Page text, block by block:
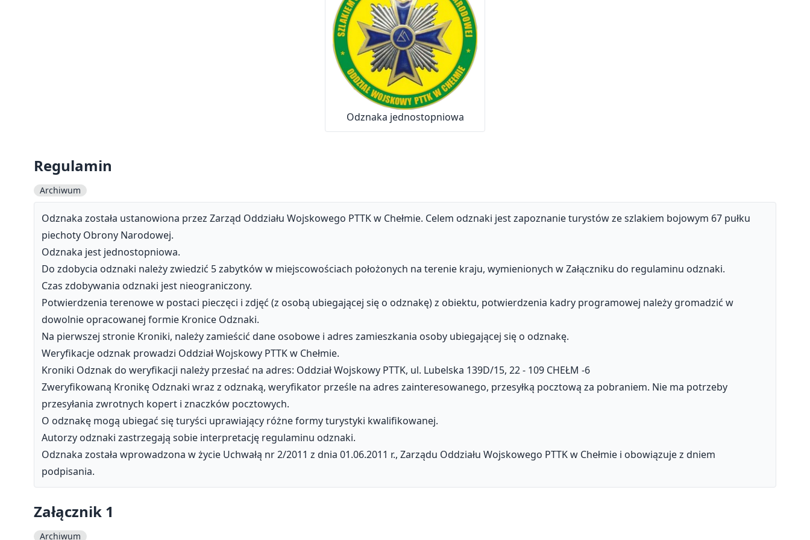
Odznaka jednostopniowa
Regulamin
Archiwum
Odznaka została ustanowiona przez Zarząd Oddziału Wojskowego PTTK w Chełmie. Celem odznaki jest zapoznanie turystów ze szlakiem bojowym 67 pułku
piechoty Obrony Narodowej.
Odznaka jest jednostopniowa.
Do zdobycia odznaki należy zwiedzić 5 zabytków w miejscowościach położonych na terenie kraju, wymienionych w Załączniku do regulaminu odznaki.
Czas zdobywania odznaki jest nieograniczony.
Potwierdzenia terenowe w postaci pieczęci i zdjęć (z osobą ubiegającej się o odznakę) z obiektu, potwierdzenia kadry programowej należy gromadzić w
dowolnie opracowanej formie Kronice Odznaki.
Na pierwszej stronie Kroniki, należy zamieścić dane osobowe i adres zamieszkania osoby ubiegającej się o odznakę.
Weryfikacje odznak prowadzi Oddział Wojskowy PTTK w Chełmie.
Kroniki Odznak do weryfikacji należy przesłać na adres: Oddział Wojskowy PTTK, ul. Lubelska 139D/15, 22 - 109 CHEŁM -6
Zweryfikowaną Kronikę Odznaki wraz z odznaką, weryfikator prześle na adres zainteresowanego, przesyłką pocztową za pobraniem. Nie ma potrzeby
przesyłania zwrotnych kopert i znaczków pocztowych.
O odznakę mogą ubiegać się turyści uprawiający różne formy turystyki kwalifikowanej.
Autorzy odznaki zastrzegają sobie interpretację regulaminu odznaki.
Odznaka została wprowadzona w życie Uchwałą nr 2/2011 z dnia 01.06.2011 r., Zarządu Oddziału Wojskowego PTTK w Chełmie i obowiązuje z dniem
podpisania.
Załącznik 1
Archiwum